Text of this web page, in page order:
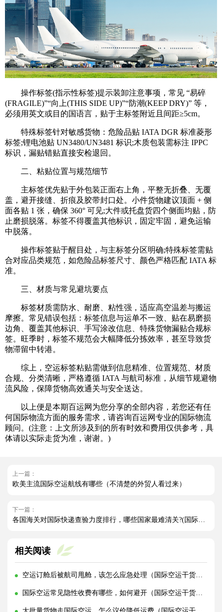
操作标签(指示性标签)提示装卸注意事项，常见 “易碎
(FRAGILE)”“向上(THIS SIDE UP)”“防潮(KEEP DRY)” 等，
必须用英文或目的国语言，贴于主标签附近且间距≥5cm。
特殊标签针对敏感货物：危险品贴 IATA DGR 标准菱形
标签;锂电池贴 UN3480/UN3481 标识;木质包装需标注 IPPC
标识，漏贴错贴直接安检退回。
二、粘贴位置与规范细节
主标签优先贴于外包装正面右上角，平整无折叠、无覆
盖，避开接缝、折痕及胶带封口处。小件货物建议顶面 + 侧
面各贴 1 张，确保 360° 可见;大件或托盘货四个侧面均贴，防
止磨损脱落。标签不得覆盖其他标识，固定牢固，避免运输
中脱落。
操作标签贴于醒目处，与主标签分区明确;特殊标签需贴
合对应品类规范，如危险品标签尺寸、颜色严格匹配 IATA 标
准。
三、材质与常见避坑要点
标签材质需防水、耐磨、粘性强，适应高空温差与搬运
摩擦。常见错误包括：标签信息与运单不一致、贴在易磨损
边角、覆盖其他标识、手写涂改信息、特殊货物漏贴合规标
签。旺季时，标签不规范会大幅降低分拣效率，甚至导致货
物滞留中转港。
综上，空运标签粘贴需做到信息精准、位置规范、材质
合规、分类清晰，严格遵循 IATA 与航司标准，从细节规避物
流风险，保障货物高效通关与安全送达。
以上便是本期百运网为您分享的全部内容，若您还有任
何国际物流方面的服务需求，请咨询百运网专业的国际物流
顾问。(注意：上文所涉及到的所有时效和费用仅供参考，具
体请以实际走货为准，谢谢。)
上一篇：
欧美主流国际空运航线有哪些（不清楚的外贸人看过来）
下一篇：
相关阅读
空运订舱后被航司甩舱，该怎么应急处理（国际空运干货知识分享）
国际空运常见隐性收费有哪些，如何避开（国际空运干货知识分享）